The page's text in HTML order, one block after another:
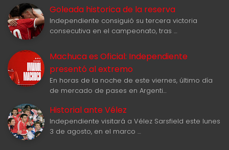
Goleada historica de la reserva
Independiente consiguió su tercera victoria
consecutiva en el campeonato, tras …
Machuca es Oficial: Independiente
presentó al extremo
En horas de la noche de este viernes, último día
de mercado de pases en Argenti…
Historial ante Vélez
Independiente visitará a Vélez Sarsfield este lunes
3 de agosto, en el marco …